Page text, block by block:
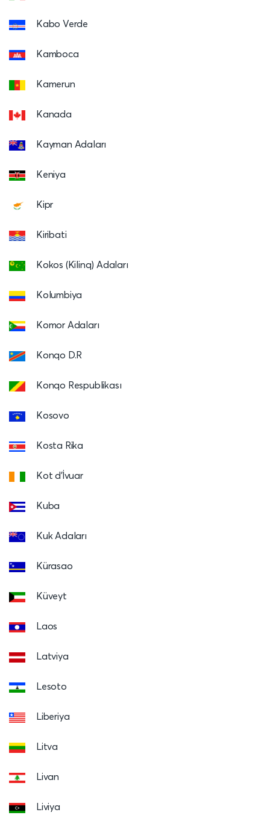
Kabo Verde
Kamboca
Kamerun
Kanada
Kayman Adaları
Keniya
Kipr
Kiribati
Kokos (Kilinq) Adaları
Kolumbiya
Komor Adaları
Konqo D.R
Konqo Respublikası
Kosovo
Kosta Rika
Kot d'İvuar
Kuba
Kuk Adaları
Kürasao
Küveyt
Laos
Latviya
Lesoto
Liberiya
Litva
Livan
Liviya